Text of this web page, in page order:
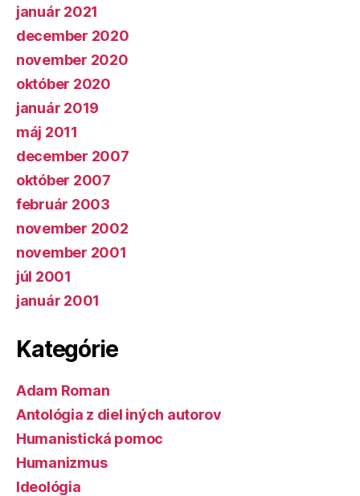
január 2021
december 2020
november 2020
október 2020
január 2019
máj 2011
december 2007
október 2007
február 2003
november 2002
november 2001
júl 2001
január 2001
Kategórie
Adam Roman
Antológia z diel iných autorov
Humanistická pomoc
Humanizmus
Ideológia